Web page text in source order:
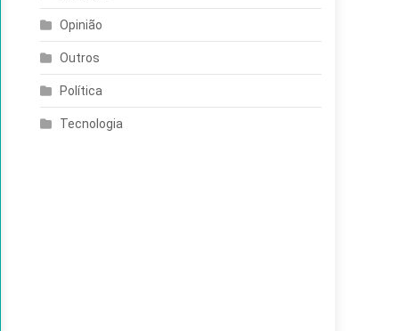
Opinião
Outros
Política
Tecnologia